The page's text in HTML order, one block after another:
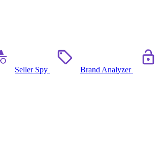
Seller Spy Brand Analyzer